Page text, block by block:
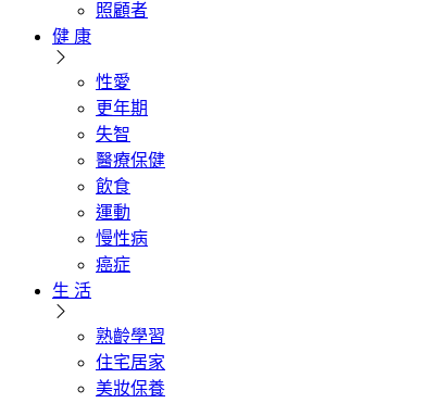
照顧者
健 康
性愛
更年期
失智
醫療保健
飲食
運動
慢性病
癌症
生 活
熟齡學習
住宅居家
美妝保養